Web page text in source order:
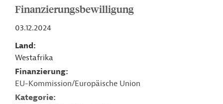
Finanzierungsbewilligung
03.12.2024
Land
Westafrika
Finanzierung
EU-Kommission/Europäische Union
Kategorie